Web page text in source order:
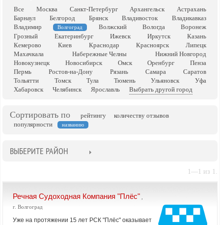
Все Москва Санкт-Петербург Архангельск
Астрахань
Барнаул
Белгород Брянск Владивосток
Владикавказ
Владимир
Волгоград Волжский Вологда
Воронеж
Грозный
Екатеринбург Ижевск Иркутск
Казань
Кемерово
Киев Краснодар Красноярск
Липецк
Махачкала
Набережные Челны
Нижний Новгород
Новокузнецк
Новосибирск Омск Оренбург
Пенза
Пермь
Ростов-на-Дону Рязань Самара
Саратов
Тольятти
Томск Тула Тюмень Ульяновск
Уфа
Хабаровск
Челябинск Ярославль Выбрать другой город
Сортировать по рейтингу
количеству отзывов
популярности
названию
ВЫБЕРИТЕ РАЙОН
1—1 из 1.
Речная Судоходная Компания "Плёс"
г. Волгоград
Уже на протяжении 15 лет РСК "Плёс" оказывает